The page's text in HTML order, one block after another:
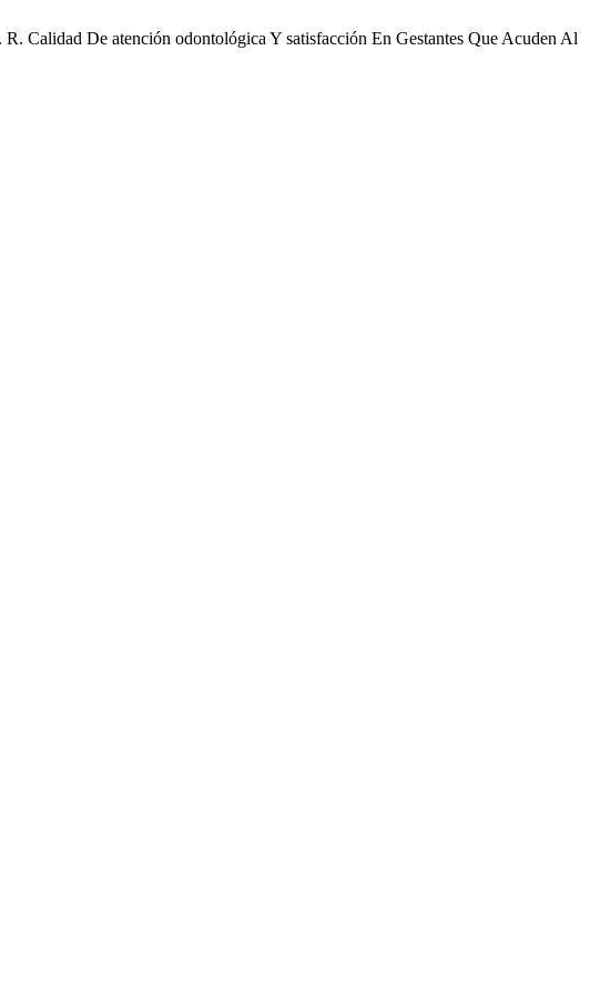
Calidad De atención odontológica Y satisfacción En Gestantes Que Acuden Al